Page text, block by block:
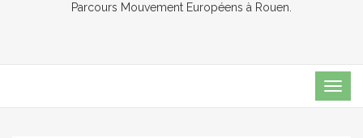
Parcours Mouvement Européens à Rouen.